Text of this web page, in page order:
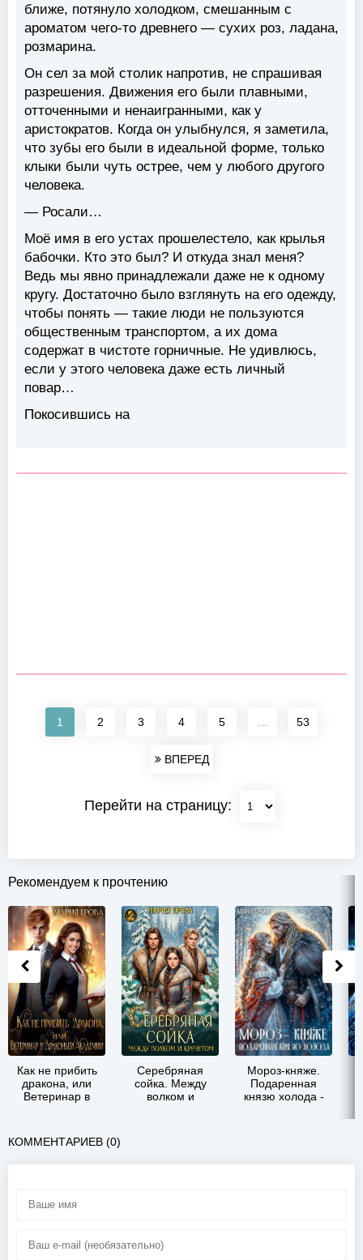
ближе, потянуло холодком, смешанным с
ароматом чего-то древнего — сухих роз, ладана,
розмарина.
Он сел за мой столик напротив, не спрашивая
разрешения. Движения его были плавными,
отточенными и ненаигранными, как у
аристократов. Когда он улыбнулся, я заметила,
что зубы его были в идеальной форме, только
клыки были чуть острее, чем у любого другого
человека.
— Росали…
Моё имя в его устах прошелестело, как крылья
бабочки. Кто это был? И откуда знал меня?
Ведь мы явно принадлежали даже не к одному
кругу. Достаточно было взглянуть на его одежду,
чтобы понять — такие люди не пользуются
общественным транспортом, а их дома
содержат в чистоте горничные. Не удивлюсь,
если у этого человека даже есть личный
повар…
Покосившись на
1 2 3 4 5 ... 53
ВПЕРЕД
Перейти на страницу:
Рекомендуем к прочтению
Как не прибить
дракона, или
Ветеринар в
Мария
Александровна
Ерова
Серебряная
сойка. Между
волком и
Мороз-княже.
Подаренная
князю холода -
КОММЕНТАРИЕВ (0)